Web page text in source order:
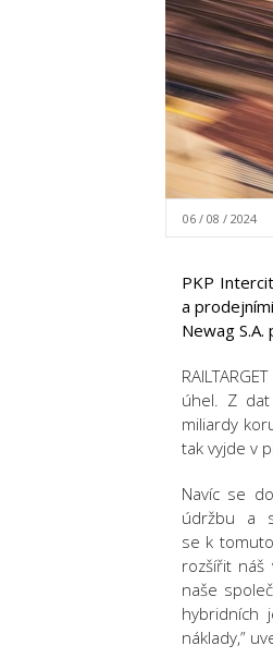
06 / 08 / 2024
PKP
a
Newag S.A.
úhel. Z dat
miliardy
tak vyjde v
Navíc se
údržbu a
se k
rozšířit náš
naše
hybridních
náklady,”